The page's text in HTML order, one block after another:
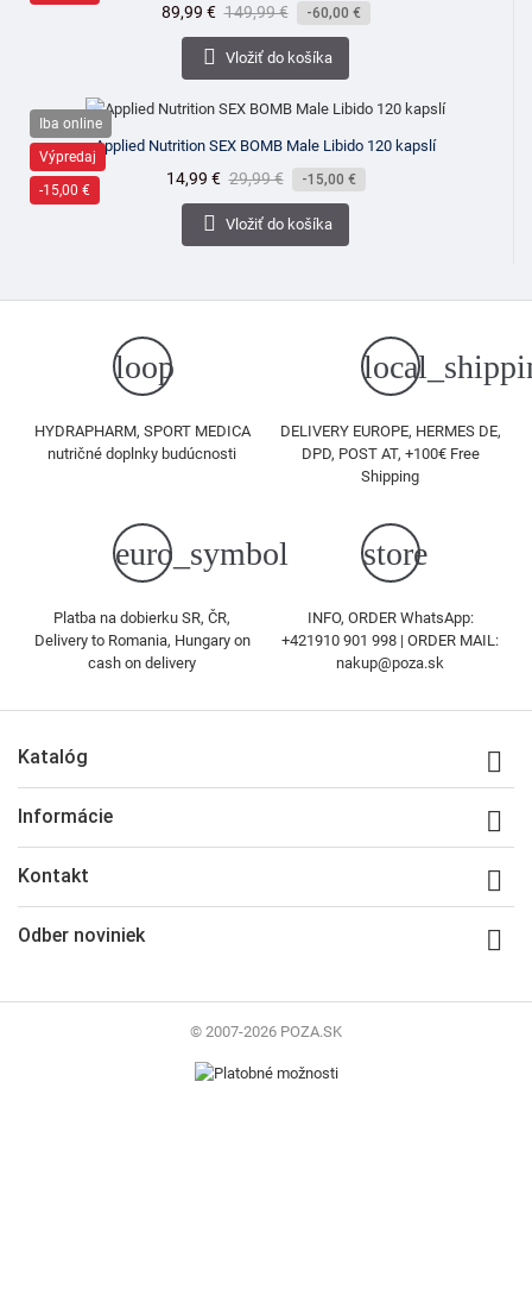
Cena
89,99 € Bežná
cena
149,99 € -60,00 €
 Vložiť do košíka
Iba online
Výpredaj
-15,00 €
Applied Nutrition SEX BOMB Male Libido 120 kapslí
Cena
14,99 € Bežná
cena
29,99 € -15,00 €
 Vložiť do košíka
loop
HYDRAPHARM, SPORT MEDICA
nutričné doplnky budúcnosti
DELIVERY EUROPE, HERMES DE,
DPD, POST AT, +100€ Free
Shipping
euro_symbol
Platba na dobierku SR, ČR,
Delivery to Romania, Hungary on
cash on delivery
store
INFO, ORDER WhatsApp:
+421910 901 998 | ORDER MAIL:
nakup@poza.sk
Katalóg 
Informácie 
Kontakt 
Odber noviniek 
© 2007-2026 POZA.SK